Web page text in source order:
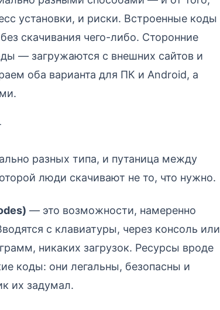
установки, и риски. Встроенные коды
скачивания чего-либо. Сторонние
— загружаются с внешних сайтов и
оба варианта для ПК и Android, а
разных типа, и путаница между
люди скачивают не то, что нужно.
— это возможности, намеренно
с клавиатуры, через консоль или
никаких загрузок. Ресурсы вроде
коды: они легальны, безопасны и
их задумал.